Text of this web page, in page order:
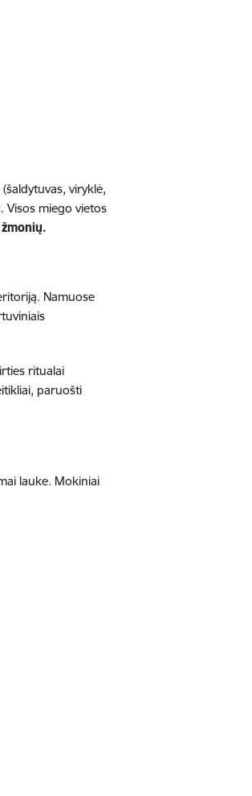
viryklė,
Visos miego vietos
Namuose
ritualai
paruošti
lauke. Mokiniai